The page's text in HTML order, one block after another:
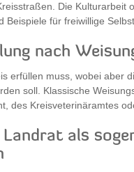
Die Kulturarbeit
Beispiele für freiwillige
nach
erfüllen muss, wobei aber
soll. Klassische
des Kreisveterinäramtes
als